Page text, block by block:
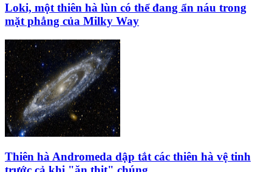
Loki, một thiên hà lùn có thể đang ẩn náu trong
mặt phẳng của Milky Way
Thiên hà Andromeda dập tắt các thiên hà vệ tinh